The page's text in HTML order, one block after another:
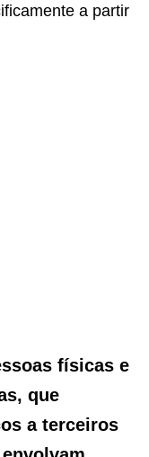
a partir
físicas e
que
a terceiros